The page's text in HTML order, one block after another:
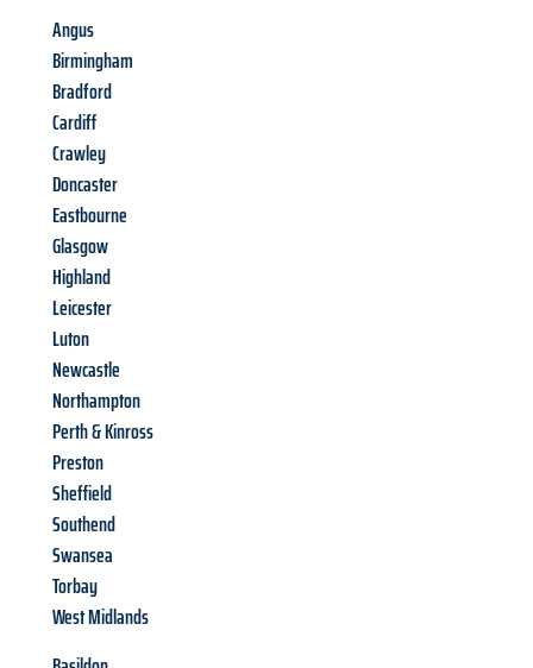
Angus
Birmingham
Bradford
Cardiff
Crawley
Doncaster
Eastbourne
Glasgow
Highland
Leicester
Luton
Newcastle
Northampton
Perth & Kinross
Preston
Sheffield
Southend
Swansea
Torbay
West Midlands